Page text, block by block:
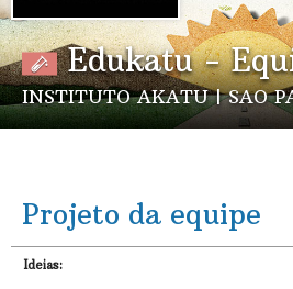
Edukatu -
INSTITUTO AKATU | SAO
Projeto da equipe
Ideias: